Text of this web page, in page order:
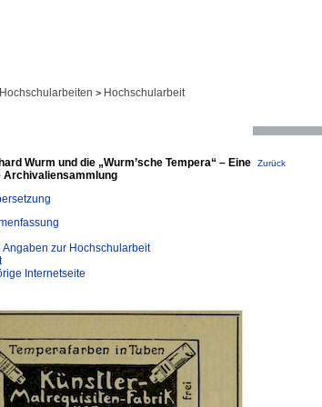
Hochschularbeiten > Hochschularbeit
Wurm und die „Wurm’sche Tempera“ – Eine
Archivaliensammlung
Zurück
Angaben zur Hochschularbeit
Internetseite